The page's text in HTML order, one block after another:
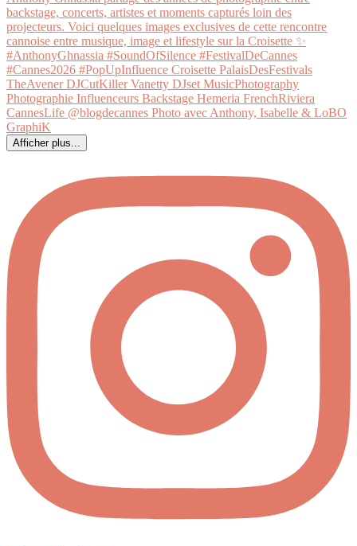
Afficher plus...